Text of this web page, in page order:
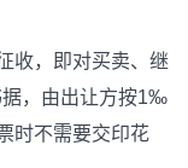
，即对买卖、继
据，由出让方按1‰
时不需要交印花